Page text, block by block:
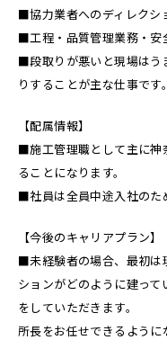
■協力業者へのディレクシ
■工程・品質管理業務・安
■段取りが悪いと現場はう
りすることが主な仕事です。
【配属情報】
■施工管理職として主に神
ることになります。
■社員は全員中途入社のた
【今後のキャリアプラン】
■未経験者の場合、最初は
ションがどのように建っ
をしていただきます。
所長をお任せできるよう